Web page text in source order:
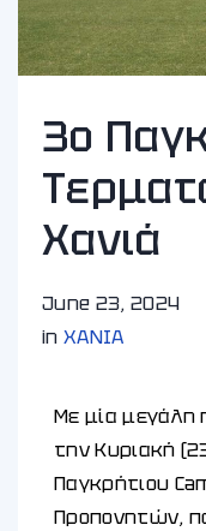
3ο
Χανιά
June 23, 2024
in ΧΑΝΙA
Με μία μεγάλη
την Κυριακή
Παγκρήτιου
Προπονητών,